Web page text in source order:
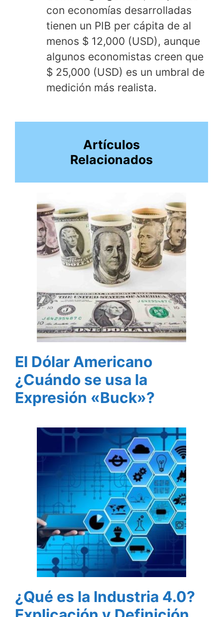
con economías desarrolladas
tienen un PIB per cápita de al
menos $ 12,000 (USD), aunque
algunos economistas creen que
$ 25,000 (USD) es un umbral de
medición más realista.
Artículos
Relacionados
El Dólar Americano
¿Cuándo se usa la
Expresión «Buck»?
¿Qué es la Industria 4.0?